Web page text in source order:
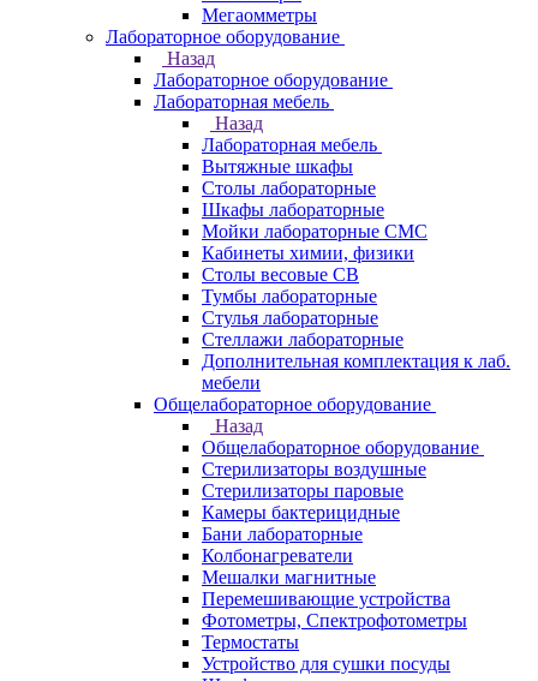
Мегаомметры
Лабораторное оборудование
Назад
Лабораторное оборудование
Лабораторная мебель
Назад
Лабораторная мебель
Вытяжные шкафы
Столы лабораторные
Шкафы лабораторные
Мойки лабораторные СМС
Кабинеты химии, физики
Столы весовые СВ
Тумбы лабораторные
Стулья лабораторные
Стеллажи лабораторные
Дополнительная комплектация к лаб.
мебели
Общелабораторное оборудование
Назад
Общелабораторное оборудование
Стерилизаторы воздушные
Стерилизаторы паровые
Камеры бактерицидные
Бани лабораторные
Колбонагреватели
Мешалки магнитные
Перемешивающие устройства
Фотометры, Спектрофотометры
Термостаты
Устройство для сушки посуды